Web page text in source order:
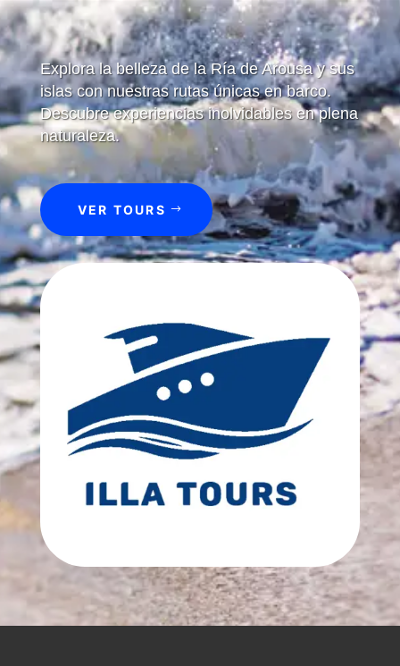
Explora la belleza de la Ría de Arousa y sus
islas con nuestras rutas únicas en barco.
Descubre experiencias inolvidables en plena
naturaleza.
VER TOURS